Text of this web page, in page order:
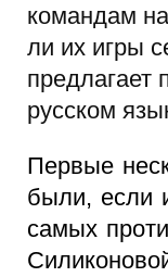
командам
ли их игры
предлагает
русском
Первые
были, если
самых